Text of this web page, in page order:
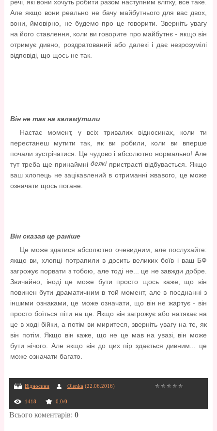
речі, які вони хочуть робити разом наступним влітку, все таке.
Але якщо вони реально не бачу майбутнього для вас двох,
вони, ймовірно, не будемо про це говорити. Зверніть увагу
на його ставлення, коли ви говорите про майбутнє - якщо він
отримує дивно, роздратований або далекі і дає незрозумілі
відповіді, що щось не так.
Він не так на каламутили
Настає момент, у всіх тривалих відносинах, коли ти
перестанеш мутити так, як ви робили, коли ви вперше
почали зустрічатися. Це чудово і абсолютно нормально! Але
тут треба ще принаймні деякіпристрасті відбувається. Якщо
ваш хлопець не зацікавлений в отриманні жвавого, це може
означати щось погане.
Він сказав це раніше
Це може здатися абсолютно очевидним, але послухайте:
якщо ви, хлопці потрапили в досить великих боїв і ваш БФ
загрожує порвати з тобою, але тоді не... це не завжди добре.
Звичайно, іноді це може бути просто щось каже, що він
повинен бути драматичним в той момент, але в поєднанні з
іншими ознаками, це може означати, що він не жартує - він
просто боїться піти на це. Якщо він загрожує або натякає на
це в ході бійки, а потім ви миритеся, зверніть увагу на те, як
він потім. Якщо він каже, що не це мав на увазі, він може
бути нічого. Але якщо він до цих пір здається дивним... це
може означати багато.
Відносини Olenka (22.06.2016)
1418 0.0/0
Всього коментарів: 0